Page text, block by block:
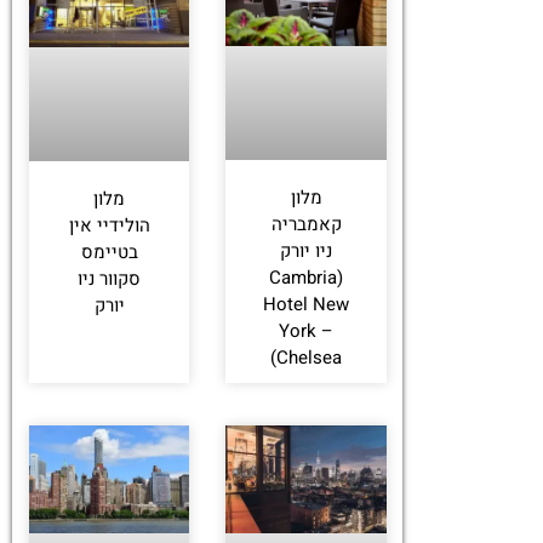
לחצו
מלון
קאמבריה
ניו יורק
(Cambria
Hotel New
York –
Chelsea)
מלון
הולידיי אין
בטיימס
סקוור ניו
יורק